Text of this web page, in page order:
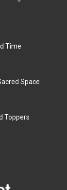
Time
Space
Toppers